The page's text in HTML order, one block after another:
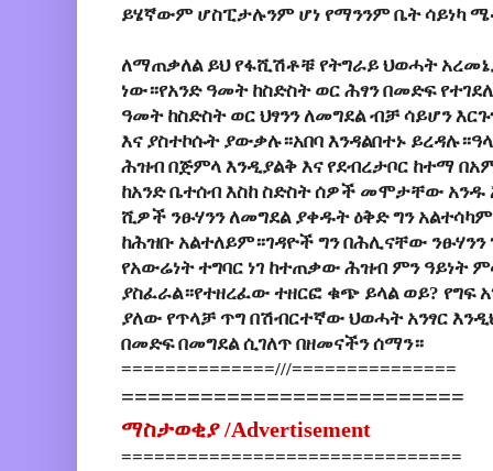
ይሄኛውም ሆስፒታሉንም ሆነ የማንንም ቤት ሳይነካ
ለማጠቃለል ይህ የፋሺሽቶቹ የትግራይ ህወሓት
ነው።የአንድ ዓመት ከስድስት ወር ሕፃን በመድፍ
ዓመት ከስድስት ወር ህፃንን ለመግደል ብቻ ሳይሆን
እና ያስተኮሱት ያውቃሉ።አበባ እንዳልበተኑ
ሕዝብ በጅምላ እንዲያልቅ እና የደብረታቦር ከተማ
ከአንድ ቤተሰብ እስከ ስድስት ሰዎች መሞታቸው አንዱ
ሺዎች ንፁሃንን ለመግደል ያቀዱት ዕቅድ ግን
ከሕዝቡ አልተለይም።ገዳዮች ግን በሕሊናቸው ንፁሃንን
የአውሬነት ተግባር ነገ ከተጠቃው ሕዝብ ምን ዓይነት
ያስፈራል።የተዘረፈው ተዘርፎ ቁጭ ይላል ወይ? የግፍ
ያለው የጥላቻ ጥግ በሽብርተኛው ህወሓት አንፃር
በመድፍ በመግደል ሲገለጥ በዘመናችን ሰማን።
==============///===============
==========================
ማስታወቂያ /Advertisement
===============================